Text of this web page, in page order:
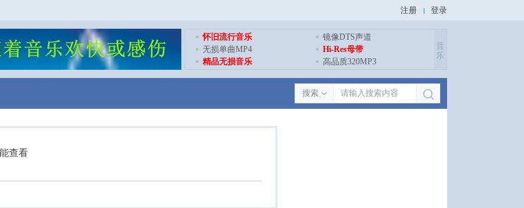
注册 登录
怀旧流行音乐
镜像DTS声道
无损单曲MP4
Hi-Res母带
精品无损音乐
高品质320MP3
音
乐
搜索
查看